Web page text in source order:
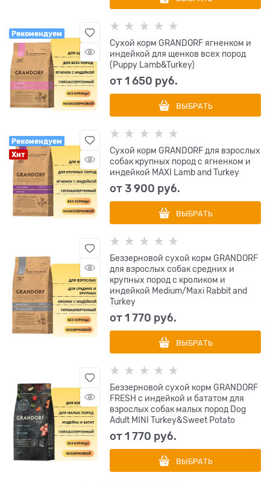
Рекомендуем
Сухой корм GRANDORF ягненком и
индейкой для щенков всех пород
(Puppy Lamb&Turkey)
от1 650 руб.
ВЫБРАТЬ
Рекомендуем
Хит
Сухой корм GRANDORF для взрослых
собак крупных пород с ягненком и
индейкой MAXI Lamb and Turkey
от3 900 руб.
ВЫБРАТЬ
Беззерновой cухой корм GRANDORF
для взрослых собак средних и
крупных пород с кроликом и
индейкой Medium/Maxi Rabbit and
Turkey
от1 770 руб.
ВЫБРАТЬ
Беззерновой сухой корм GRANDORF
FRESH с индейкой и бататом для
взрослых собак малых пород Dog
Adult MINI Turkey&Sweet Potato
от1 770 руб.
ВЫБРАТЬ